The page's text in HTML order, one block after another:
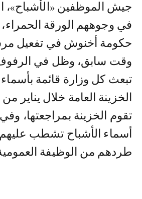
جيش الموظفين «الأشباح»،
في وجوههم الورقة
حكومة أخنوش في تفعيل
وقت سابق، وظل في
تبعث كل وزارة قائمة
الخزينة العامة خلال يناير
تقوم الخزينة بمراجعتها،
أسماء الأشباح تشطب عليهم
طردهم من الوظيفة